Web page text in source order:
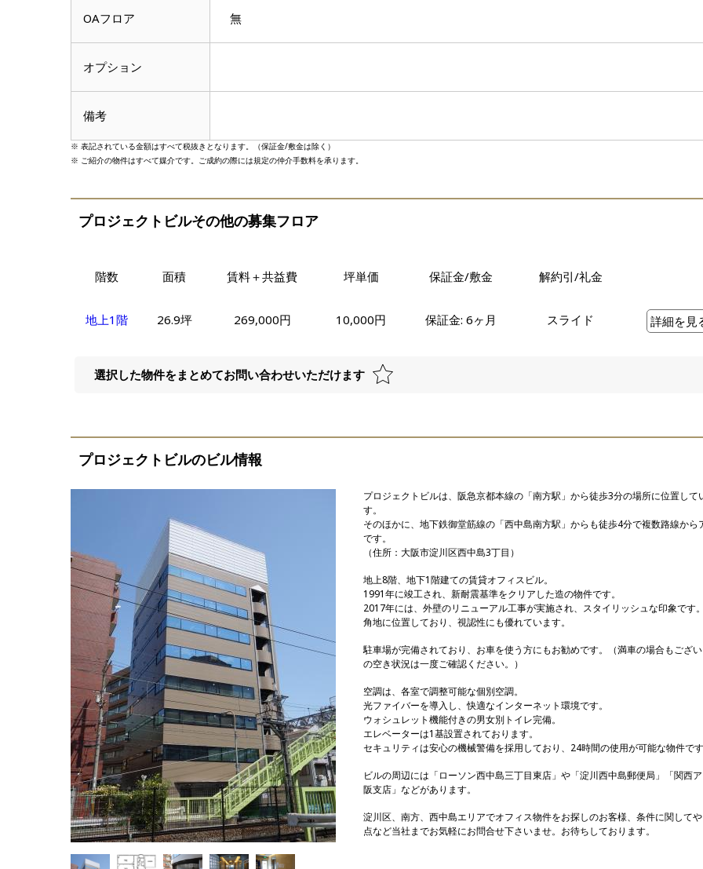
OAフロア 無
オプション
備考
※ 表記されている金額はすべて税抜きとなります。（保証金/敷金は除く）
※ ご紹介の物件はすべて媒介です。ご成約の際には規定の仲介手数料を承ります。
プロジェクトビルその他の募集フロア
階数 面積 賃料＋共益費 坪単価 保証金/敷金 解約引/礼金
地上1階 26.9坪 269,000円 10,000円 保証金: 6ヶ月 スライド 詳細を見
選択した物件をまとめてお問い合わせいただけます
プロジェクトビルのビル情報
プロジェクトビルは、阪急京都本線の「南方駅」から徒歩3分の場所に位置して
す。
そのほかに、地下鉄御堂筋線の「西中島南方駅」からも徒歩4分で複数路線から
です。
（住所：大阪市淀川区西中島3丁目）
地上8階、地下1階建ての賃貸オフィスビル。
1991年に竣工され、新耐震基準をクリアした造の物件です。
2017年には、外壁のリニューアル工事が実施され、スタイリッシュな印象です
角地に位置しており、視認性にも優れています。
駐車場が完備されており、お車を使う方にもお勧めです。（満車の場合もござ
の空き状況は一度ご確認ください。）
空調は、各室で調整可能な個別空調。
光ファイバーを導入し、快適なインターネット環境です。
ウォシュレット機能付きの男女別トイレ完備。
エレベーターは1基設置されております。
セキュリティは安心の機械警備を採用しており、24時間の使用が可能な物件で
ビルの周辺には「ローソン西中島三丁目東店」や「淀川西中島郵便局」「関西
阪支店」などがあります。
淀川区、南方、西中島エリアでオフィス物件をお探しのお客様、条件に関して
点など当社までお気軽にお問合せ下さいませ。お待ちしております。